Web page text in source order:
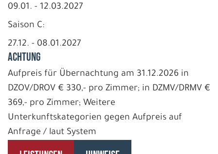
09.01. - 12.03.2027
Saison C:
27.12. - 08.01.2027
ACHTUNG
Aufpreis für Übernachtung am 31.12.2026 in
DZOV/DROV € 330,- pro Zimmer; in DZMV/DRMV €
369,- pro Zimmer; Weitere
Unterkunftskategorien gegen Aufpreis auf
Anfrage / laut System